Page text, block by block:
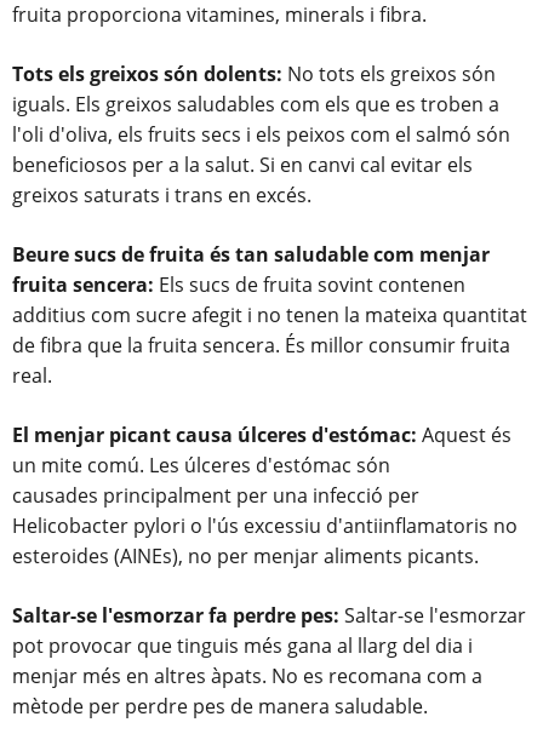
fruita proporciona vitamines, minerals i fibra.
Tots els greixos són dolents: No tots els greixos són
iguals. Els greixos saludables com els que es troben a
l'oli d'oliva, els fruits secs i els peixos com el salmó són
beneficiosos per a la salut. Si en canvi cal evitar els
greixos saturats i trans en excés.
Beure sucs de fruita és tan saludable com menjar
fruita sencera: Els sucs de fruita sovint contenen
additius com sucre afegit i no tenen la mateixa quantitat
de fibra que la fruita sencera. És millor consumir fruita
real.
El menjar picant causa úlceres d'estómac: Aquest és
un mite comú. Les úlceres d'estómac són
causades principalment per una infecció per
Helicobacter pylori o l'ús excessiu d'antiinflamatoris no
esteroides (AINEs), no per menjar aliments picants.
Saltar-se l'esmorzar fa perdre pes: Saltar-se l'esmorzar
pot provocar que tinguis més gana al llarg del dia i
menjar més en altres àpats. No es recomana com a
mètode per perdre pes de manera saludable.